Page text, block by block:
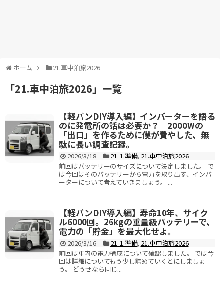
ホーム 21.車中泊旅2026
「21.車中泊旅2026」 一覧
【軽バンDIY導入編】インバーターを語る
のに発電所の話は必要か？ 2000Wの
「出口」を作るために僕が費やした、無
駄に長い調査記録。
2026/3/18 21-1.準備, 21.車中泊旅2026
前回はバッテリーのサイズについて決定しました。 で
は今回はそのバッテリーから電力を取り出す、インバ
ーターについて考えていきましょう。 ...
【軽バンDIY導入編】寿命10年、サイク
ル6000回。26kgの重量級バッテリーで、
電力の「貯金」を最大化せよ。
2026/3/16 21-1.準備, 21.車中泊旅2026
前回は車内の電力構成について確認しました。 では今
回は詳細についてもう少し詰めていくとにしましょ
う。 どうせなら同じ...